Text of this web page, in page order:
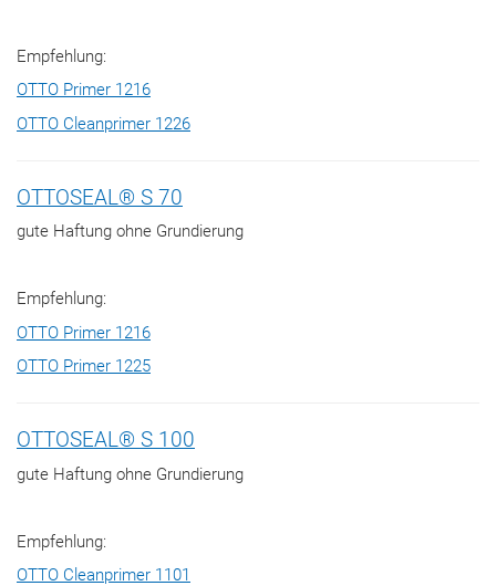
Empfehlung:
OTTO Primer 1216
OTTO Cleanprimer 1226
OTTOSEAL® S 70
gute Haftung ohne Grundierung
Empfehlung:
OTTO Primer 1216
OTTO Primer 1225
OTTOSEAL® S 100
gute Haftung ohne Grundierung
Empfehlung:
OTTO Cleanprimer 1101